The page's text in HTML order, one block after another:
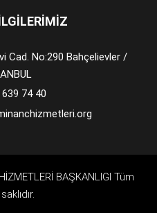
Cad. No:290 Bahçelievler /
74 40
BAŞKANLIGI Tüm